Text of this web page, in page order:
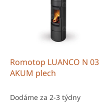
u
Romotop LUANCO N 03
AKUM plech
Dodáme za 2-3 týdny